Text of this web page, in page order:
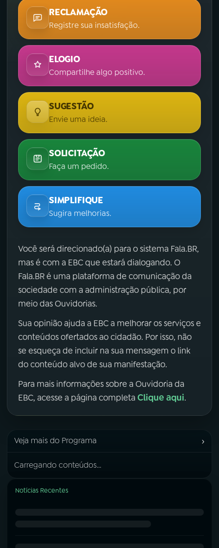
RECLAMAÇÃO
Registre sua insatisfação.
ELOGIO
Compartilhe algo positivo.
SUGESTÃO
Envie uma ideia.
SOLICITAÇÃO
Faça um pedido.
SIMPLIFIQUE
Sugira melhorias.
Você será direcionado(a) para o sistema Fala.BR,
mas é com a EBC que estará dialogando. O
Fala.BR é uma plataforma de comunicação da
sociedade com a administração pública, por
meio das Ouvidorias.
Sua opinião ajuda a EBC a melhorar os serviços e
conteúdos ofertados ao cidadão. Por isso, não
se esqueça de incluir na sua mensagem o link
do conteúdo alvo de sua manifestação.
Para mais informações sobre a Ouvidoria da
EBC, acesse a página completa Clique aqui.
Veja mais do Programa ›
Carregando conteúdos...
Notícias Recentes